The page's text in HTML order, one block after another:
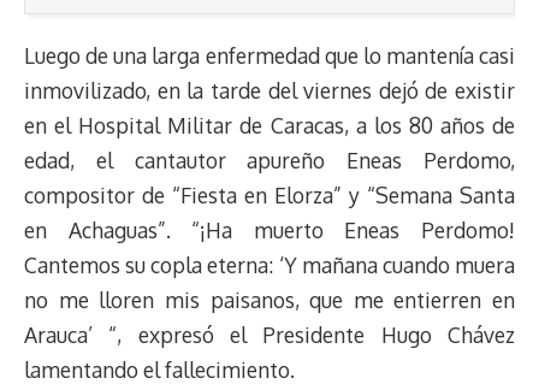
Luego de una larga enfermedad que lo mantenía casi
inmovilizado, en la tarde del viernes dejó de existir
en el Hospital Militar de Caracas, a los 80 años de
edad, el cantautor apureño Eneas Perdomo,
compositor de “Fiesta en Elorza” y “Semana Santa
en Achaguas”. “¡Ha muerto Eneas Perdomo!
Cantemos su copla eterna: ‘Y mañana cuando muera
no me lloren mis paisanos, que me entierren en
Arauca’ “, expresó el Presidente Hugo Chávez
lamentando el fallecimiento.